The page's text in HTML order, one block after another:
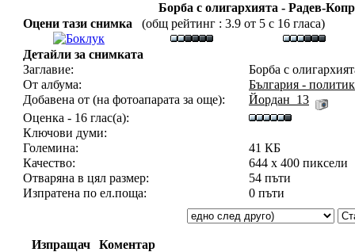
Борба с олигархията - Радев-
Оцени тази снимка
(общ рейтинг : 3.9 от 5 с 16 гласа)
Детайли за снимката
Заглавие:
Борба с
От албума:
България -
Добавена от (на фотоапарата за още):
Йордан_13
Оценка - 16 глас(а):
Ключови думи:
Големина:
41 КБ
Качество:
644 x 400 пиксели
Отваряна в цял размер:
54 пъти
Изпратена по ел.поща:
0 пъти
Изпращач Коментар